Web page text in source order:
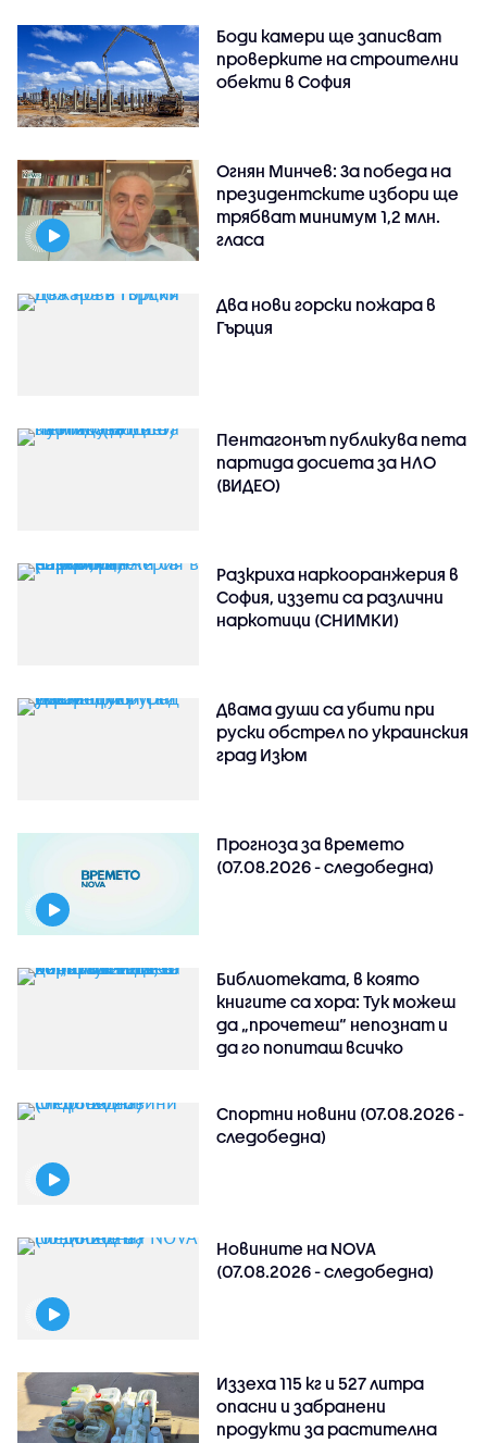
Боди камери ще записват
проверките на строителни
обекти в София
Огнян Минчев: За победа на
президентските избори ще
трябват минимум 1,2 млн.
гласа
Два нови горски пожара в
Гърция
Пентагонът публикува пета
партида досиета за НЛО
(ВИДЕО)
Разкриха наркооранжерия в
София, иззети са различни
наркотици (СНИМКИ)
Двама души са убити при
руски обстрeл по украинския
град Изюм
Прогноза за времето
(07.08.2026 - следобедна)
Библиотеката, в която
книгите са хора: Тук можеш
да „прочетеш“ непознат и
да го попиташ всичко
Спортни новини (07.08.2026 -
следобедна)
Новините на NOVA
(07.08.2026 - следобедна)
Иззеха 115 кг и 527 литра
опасни и забранени
продукти за растителна